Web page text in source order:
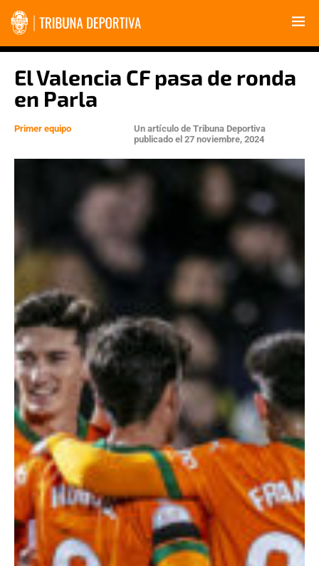
El Valencia CF pasa de ronda
en Parla
Primer equipo Un artículo de Tribuna Deportiva
publicado el 27 noviembre, 2024